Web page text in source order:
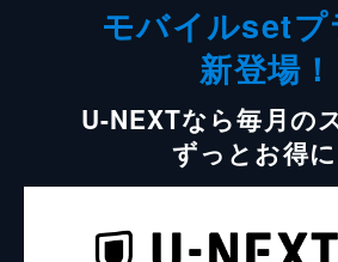
モバイルset
新登場！
U-NEXTなら毎月の
ずっとお得に